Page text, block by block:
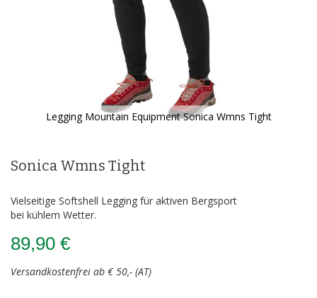
Legging Mountain Equipment Sonica Wmns Tight
der
Sonica Wmns Tight
Vielseitige Softshell Legging für aktiven Bergsport
bei kühlem Wetter.
89,90 €
Versandkostenfrei ab € 50,- (AT)